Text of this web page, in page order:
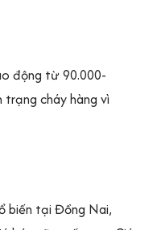
động từ 90.000-
cháy hàng vì
biến tại Đồng Nai,